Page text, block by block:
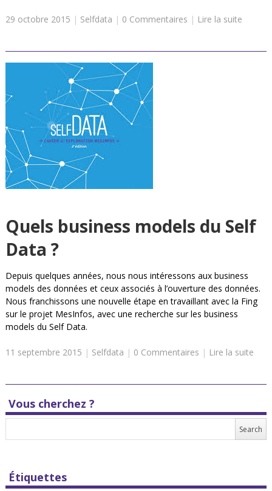
29 octobre 2015 | Selfdata | 0 Commentaires | Lire la suite
Quels business models du Self
Data ?
Depuis quelques années, nous nous intéressons aux business
models des données et ceux associés à l’ouverture des données.
Nous franchissons une nouvelle étape en travaillant avec la Fing
sur le projet MesInfos, avec une recherche sur les business
models du Self Data.
11 septembre 2015 | Selfdata | 0 Commentaires | Lire la suite
Vous cherchez ?
Étiquettes